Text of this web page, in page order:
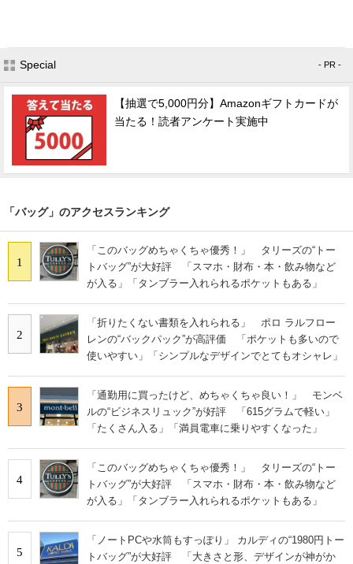
Special - PR -
【抽選で5,000円分】Amazonギフトカードが
当たる！読者アンケート実施中
「バッグ」のアクセスランキング
1
「このバッグめちゃくちゃ優秀！」 タリーズの“トー
トバッグ”が大好評 「スマホ・財布・本・飲み物など
が入る」「タンブラー入れられるポケットもある」
2
「折りたくない書類を入れられる」 ポロ ラルフロー
レンの“バックパック”が高評価 「ポケットも多いので
使いやすい」「シンプルなデザインでとてもオシャレ」
3
「通勤用に買ったけど、めちゃくちゃ良い！」 モンベ
ルの“ビジネスリュック”が好評 「615グラムで軽い」
「たくさん入る」「満員電車に乗りやすくなった」
4
「このバッグめちゃくちゃ優秀！」 タリーズの“トー
トバッグ”が大好評 「スマホ・財布・本・飲み物など
が入る」「タンブラー入れられるポケットもある」
5
「ノートPCや水筒もすっぽり」 カルディの“1980円トー
トバッグ”が大好評 「大きさと形、デザインが神がか